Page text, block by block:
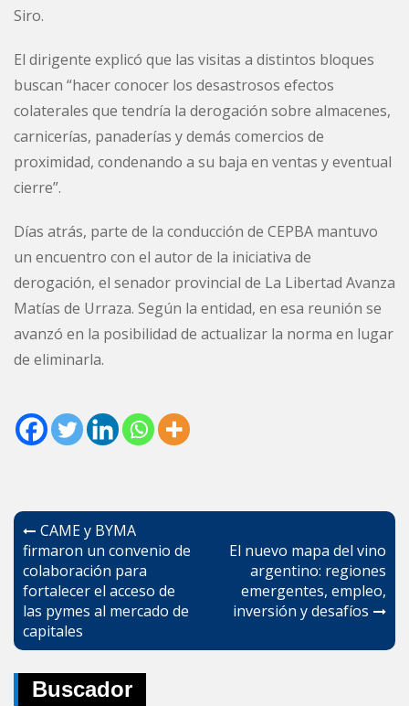
Siro.
El dirigente explicó que las visitas a distintos bloques
buscan “hacer conocer los desastrosos efectos
colaterales que tendría la derogación sobre almacenes,
carnicerías, panaderías y demás comercios de
proximidad, condenando a su baja en ventas y eventual
cierre”.
Días atrás, parte de la conducción de CEPBA mantuvo
un encuentro con el autor de la iniciativa de
derogación, el senador provincial de La Libertad Avanza
Matías de Urraza. Según la entidad, en esa reunión se
avanzó en la posibilidad de actualizar la norma en lugar
de eliminarla.
Navegación
de
entradas
CAME y BYMA
firmaron un convenio de
colaboración para
fortalecer el acceso de
las pymes al mercado de
capitales
El nuevo mapa del vino
argentino: regiones
emergentes, empleo,
inversión y desafíos
Buscador